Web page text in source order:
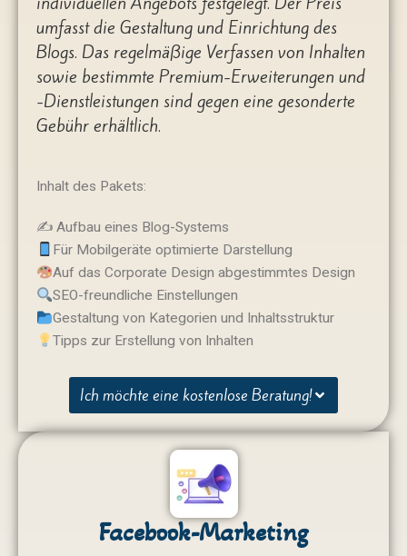
umfasst die Gestaltung und Einrichtung des
Blogs. Das regelmäßige Verfassen von Inhalten
sowie bestimmte Premium-Erweiterungen und
-Dienstleistungen sind gegen eine gesonderte
Gebühr erhältlich.
Inhalt des Pakets:
✍️ Aufbau eines Blog-Systems
Für Mobilgeräte optimierte Darstellung
Auf das Corporate Design abgestimmtes Design
SEO-freundliche Einstellungen
Gestaltung von Kategorien und Inhaltsstruktur
Tipps zur Erstellung von Inhalten
Ich möchte eine kostenlose Beratung!
Facebook-Marketing